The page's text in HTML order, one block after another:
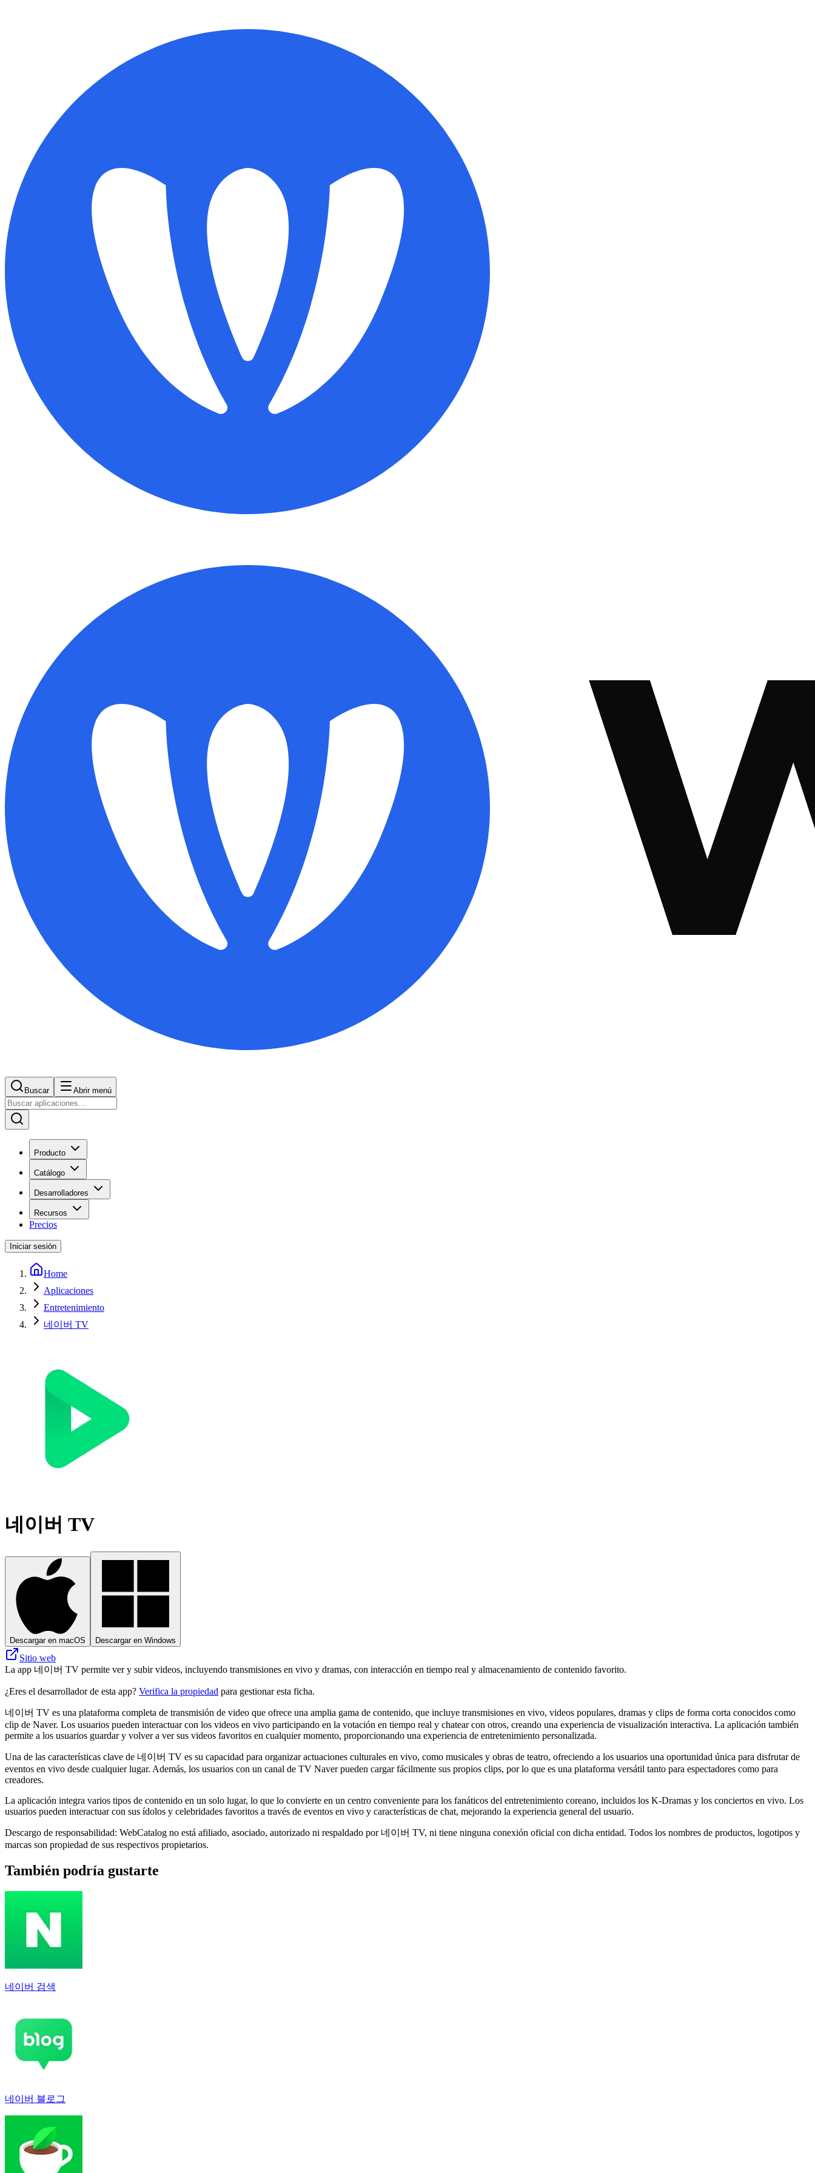
Buscar Abrir menú
Producto
Catálogo
Desarrolladores
Recursos
Precios
Iniciar sesión
Home
Aplicaciones
Entretenimiento
네이버 TV
네이버 TV
Descargar en macOS Descargar en Windows
Sitio web
La app 네이버 TV permite ver y subir videos, incluyendo transmisiones en vivo y dramas, con interacción en tiempo real y almacenamiento de contenido favorito.
¿Eres el desarrollador de esta app? Verifica la propiedad para gestionar esta ficha.
네이버 TV es una plataforma completa de transmisión de video que ofrece una amplia gama de contenido, que incluye transmisiones en vivo, videos populares, dramas y clips de forma corta conocidos como
clip de Naver. Los usuarios pueden interactuar con los videos en vivo participando en la votación en tiempo real y chatear con otros, creando una experiencia de visualización interactiva. La aplicación también
permite a los usuarios guardar y volver a ver sus videos favoritos en cualquier momento, proporcionando una experiencia de entretenimiento personalizada.
Una de las características clave de 네이버 TV es su capacidad para organizar actuaciones culturales en vivo, como musicales y obras de teatro, ofreciendo a los usuarios una oportunidad única para disfrutar de
eventos en vivo desde cualquier lugar. Además, los usuarios con un canal de TV Naver pueden cargar fácilmente sus propios clips, por lo que es una plataforma versátil tanto para espectadores como para
creadores.
La aplicación integra varios tipos de contenido en un solo lugar, lo que lo convierte en un centro conveniente para los fanáticos del entretenimiento coreano, incluidos los K-Dramas y los conciertos en vivo. Los
usuarios pueden interactuar con sus ídolos y celebridades favoritos a través de eventos en vivo y características de chat, mejorando la experiencia general del usuario.
Descargo de responsabilidad: WebCatalog no está afiliado, asociado, autorizado ni respaldado por 네이버 TV, ni tiene ninguna conexión oficial con dicha entidad. Todos los nombres de productos, logotipos y
marcas son propiedad de sus respectivos propietarios.
También podría gustarte
네이버 검색
네이버 블로그